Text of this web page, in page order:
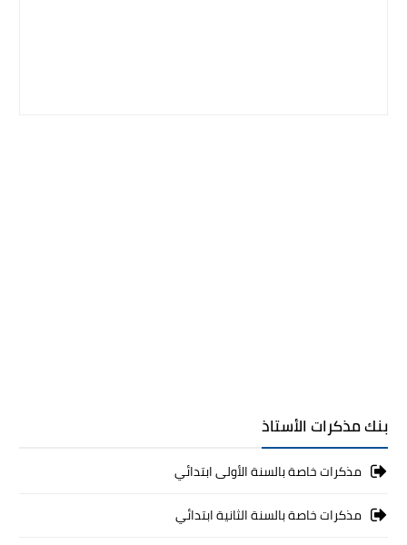
بنك مذكرات الأستاذ
مذكرات خاصة بالسنة الأولى ابتدائي
مذكرات خاصة بالسنة الثانية ابتدائي